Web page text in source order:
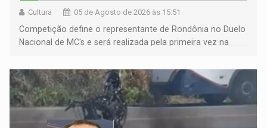
Cultura 05 de Agosto de 2026 às 15:51
Competição define o representante de Rondônia no Duelo
Nacional de MC's e será realizada pela primeira vez na